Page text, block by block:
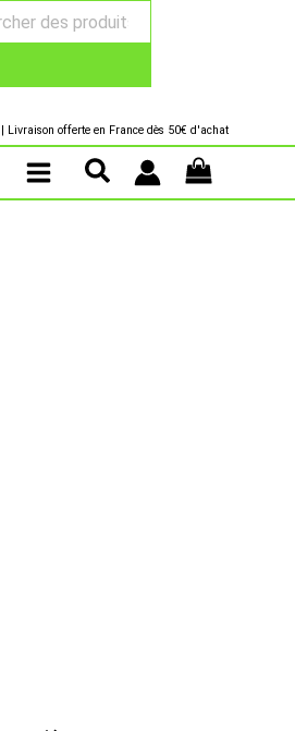
offerte en France dès 50€ d'achat